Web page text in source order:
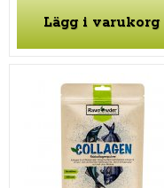
Lägg i varukorg